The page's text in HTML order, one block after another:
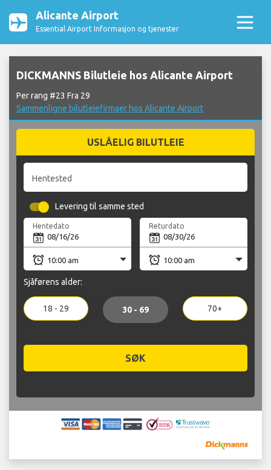
Alicante Airport
Essential Airport Informasjon og tjenester
DICKMANNS Bilutleie hos Alicante Airport
Per rang #23 Fra 29
Sammenligne bilutleiefirmaer hos Alicante Airport
USLÅELIG BILUTLEIE
Hentested
Levering til samme sted
Hentedato Returdato
Sjåførens alder:
18 - 29 30 - 69 70+
SØK